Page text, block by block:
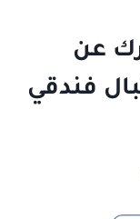
عن
فندقي